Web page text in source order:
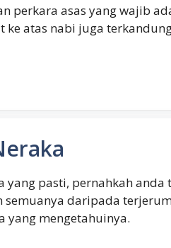
perkara asas yang wajib
ke atas nabi juga
yang pasti, pernahkah
daripada
yang mengetahuinya.